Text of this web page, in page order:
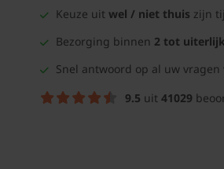
Keuze uit wel / niet thuis zijn
Bezorging binnen 2 tot
Snel antwoord op al uw vragen
9.5 uit 41029